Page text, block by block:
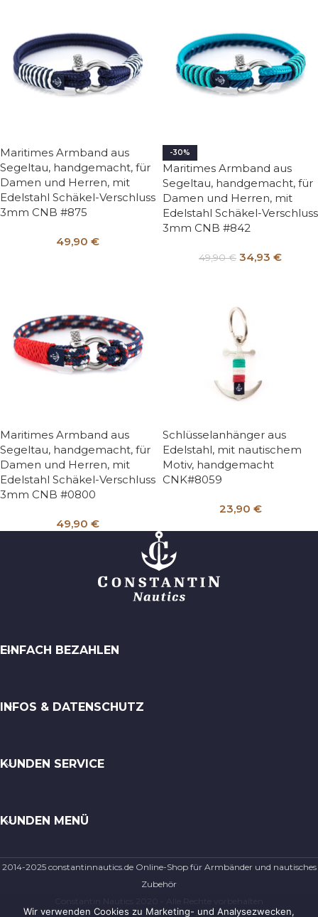
Maritimes Armband aus
Segeltau, handgemacht, für
Damen und Herren, mit
Edelstahl Schäkel-Verschluss
3mm CNB #875
49,90 €
-30%
Maritimes Armband aus
Segeltau, handgemacht, für
Damen und Herren, mit
Edelstahl Schäkel-Verschluss
3mm CNB #842
49,90€ 34,93 €
Maritimes Armband aus
Segeltau, handgemacht, für
Damen und Herren, mit
Edelstahl Schäkel-Verschluss
3mm CNB #0800
49,90 €
Schlüsselanhänger aus
Edelstahl, mit nautischem
Motiv, handgemacht
CNK#8059
23,90 €
EINFACH BEZAHLEN
INFOS & DATENSCHUTZ
KUNDEN SERVICE
KUNDEN MENÜ
2014-2025 constantinnautics.de Online-Shop für Armbänder und nautisches
Zubehör
Wir verwenden Cookies zu Marketing- und Analysezwecken,